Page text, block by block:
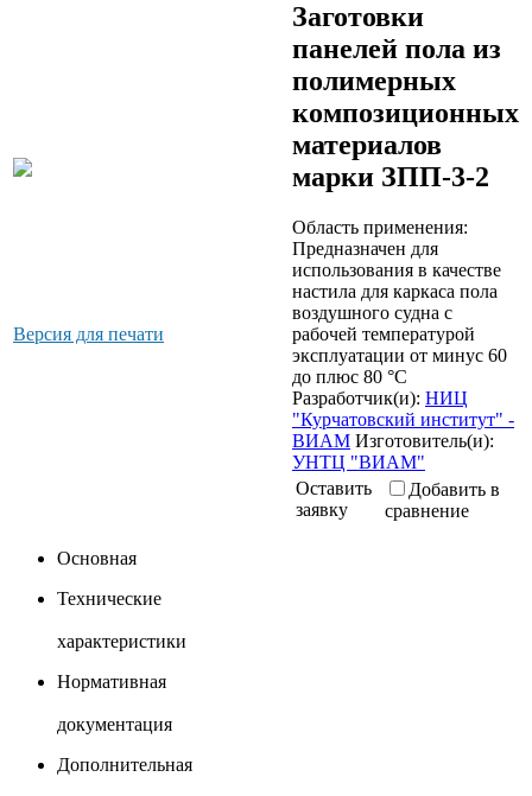
Версия для печати
Заготовки
панелей пола из
полимерных
композиционных
материалов
марки ЗПП-3-2
Область применения:
Предназначен для
использования в качестве
настила для каркаса пола
воздушного судна с
рабочей температурой
эксплуатации от минус 60
до плюс 80 °С
Разработчик(и): НИЦ
"Курчатовский институт" -
ВИАМ Изготовитель(и):
УНТЦ "ВИАМ"
Оставить
заявку
Добавить в
сравнение
Основная
Технические
характеристики
Нормативная
документация
Дополнительная